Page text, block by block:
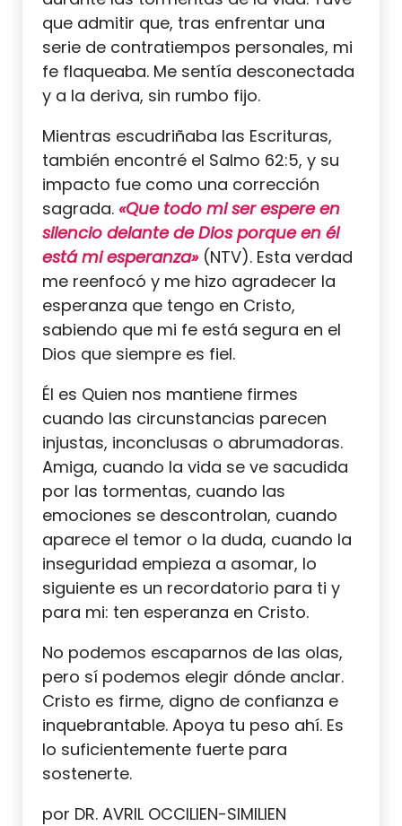
que admitir que, tras enfrentar una
serie de contratiempos personales, mi
fe flaqueaba. Me sentía desconectada
y a la deriva, sin rumbo fijo.
Mientras escudriñaba las Escrituras,
también encontré el Salmo 62:5, y su
impacto fue como una corrección
sagrada. «Que todo mi ser espere en
silencio delante de Dios porque en él
está mi esperanza»(NTV). Esta verdad
me reenfocó y me hizo agradecer la
esperanza que tengo en Cristo,
sabiendo que mi fe está segura en el
Dios que siempre es fiel.
Él es Quien nos mantiene firmes
cuando las circunstancias parecen
injustas, inconclusas o abrumadoras.
Amiga, cuando la vida se ve sacudida
por las tormentas, cuando las
emociones se descontrolan, cuando
aparece el temor o la duda, cuando la
inseguridad empieza a asomar, lo
siguiente es un recordatorio para ti y
para mi: ten esperanza en Cristo.
No podemos escaparnos de las olas,
pero sí podemos elegir dónde anclar.
Cristo es firme, digno de confianza e
inquebrantable. Apoya tu peso ahí. Es
lo suficientemente fuerte para
sostenerte.
por DR. AVRIL OCCILIEN-SIMILIEN